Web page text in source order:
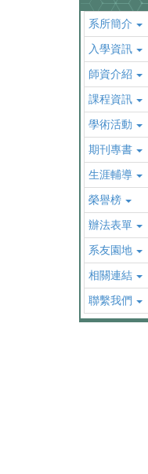
系所簡介
入學資訊
師資介紹
課程資訊
學術活動
期刊專書
生涯輔導
榮譽榜
辦法表單
系友園地
相關連結
聯繫我們